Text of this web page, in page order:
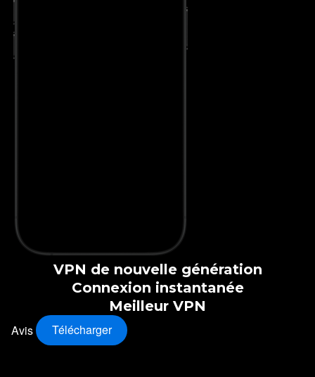
VPN de nouvelle génération
Connexion instantanée
Meilleur VPN
Avis Télécharger